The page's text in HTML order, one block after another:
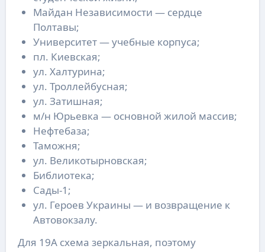
Майдан Независимости — сердце
Полтавы;
Университет — учебные корпуса;
пл. Киевская;
ул. Халтурина;
ул. Троллейбусная;
ул. Затишная;
м/н Юрьевка — основной жилой массив;
Нефтебаза;
Таможня;
ул. Великотырновская;
Библиотека;
Сады-1;
ул. Героев Украины — и возвращение к
Автовокзалу.
Для 19А схема зеркальная, поэтому